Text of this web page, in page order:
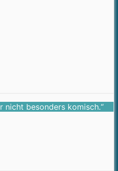
nicht besonders komisch.“